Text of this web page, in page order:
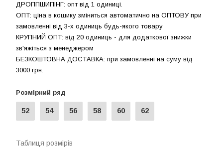
ДРОППШИПIНГ: опт від 1 одиницi.
ОПТ: ціна в кошику зміниться автоматично на ОПТОВУ при
замовленні від 3-х одиниць будь-якого товару
КРУПНИЙ ОПТ: від 20 одиниць - для додаткової знижки
зв'яжіться з менеджером
БЕЗКОШТОВНА ДОСТАВКА: при замовленні на суму вiд
3000 грн.
52 54 56 58 60 62
Таблиця розмірів